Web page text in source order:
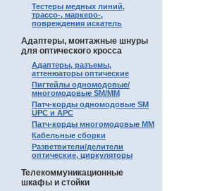
Тестеры медных линий,
трассо-, маркеро-,
повреждения искатель
Адаптеры, монтажные шнуры
для оптического кросса
Адаптеры, разъемы,
аттенюаторы оптические
Пигтейлы одномодовые/
многомодовые SM/MM
Патч-корды одномодовые SM
UPC и APC
Патч-корды многомодовые MM
Кабельные сборки
Разветвители/делители
оптические, циркуляторы
Телекоммуникационные
шкафы и стойки